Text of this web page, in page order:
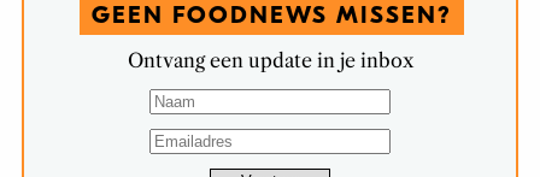
GEEN FOODNEWS MISSEN?
Ontvang een update in je inbox